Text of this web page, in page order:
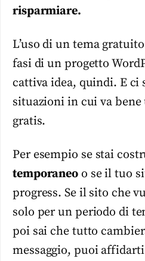
risparmiare.
L’uso di un tema
fasi di un progetto
cattiva idea, quindi. E ci
situazioni in cui va bene
gratis.
Per esempio se stai
temporaneo o se il tuo
progress. Se il sito che
solo per un periodo di
poi sai che tutto
messaggio, puoi